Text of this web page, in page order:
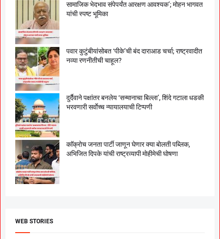
सामाजिक भेदभाव संपेपर्यंत आरक्षण आवश्यक’; मोहन भागवत
यांची स्पष्ट भूमिका
पवार कुटुंबीयांसोबत ‘पीके’ची बंद दाराआड चर्चा; राष्ट्रवादीत
नव्या रणनीतीची चाहूल?
दुर्दैवाने पक्षांतर बनलेय ‘सन्मानाचा बिल्ला’, शिंदे गटाला धडकी
भरवणारी सर्वाेच्च न्यायालयाची टिप्पणी
काॅक्राेच जनता पार्टी जाणून घेणार क्या बाेलती पब्लिक,
अभिजित दिपके यांची राष्ट्रव्यापी माेहीमेची घाेषणा
WEB STORIES